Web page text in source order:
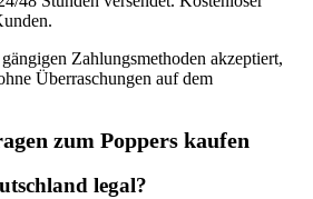
Zahlungsmethoden akzeptiert,
Überraschungen auf dem
zum Poppers kaufen
legal?